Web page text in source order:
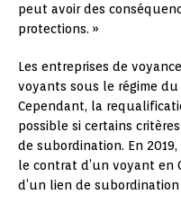
peut avoir des
protections. »
Les entreprises de
voyants sous le régime du
Cependant, la
possible si certains
de subordination. En
le contrat d’un voyant en
d’un lien de